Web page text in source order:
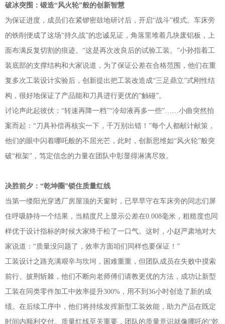
破冰突围： 锻造“风火轮”般的创新智慧
为保证进度，成员们在紧锣密鼓地研讨后，开启“战斗”模式。车床旁
的铁削便成了这场“持久战”的忠诚见证，角落里堆着几块废铝板，上
面布满反复切割的痕迹。“这是再次改良后的试验工装。”小孙指着工
装底部的支撑结构和大家说道，为了保证公差在合格范围，他们在重
复多次工装设计实验后，创新提出把工装改造成“三足鼎立”式刚性结
构，很好地保证了产品能和刀具进行更优的“触碰”。
讨论声此起彼伏：“转速再降一档”“冷却液再多一些”……小曲突然拍
案而起：“刀具补偿再核实一下，千万别出错！”每个人都献计献策，
他们的眼中闪着哪吒般的不屈光芒，此时，创新思维如“风火轮”般突
破“框架”，笃定信念的力量在团队中彰显得淋漓尽致。
决胜前夕： “乾坤圈”锁住质量红线
当第一缕阳光穿透厂房屋顶的天窗时，已早早守在车床旁的同志们屏
住呼吸静待一个结果，当精度尺上显示公差在0.008毫米，粗糙度也同
样优于设计指标的时候大家终于松了一口气。这时，小赵严肃地对大
家说道：“质量没问题了，效率方面咱们同样也要保证！”
工装设计之路充满艰辛与坎坷，困难重重，但团队成员在失败中摸索
前行、披荆斩棘，他们不断向老师傅们请教更优的方法，成功让新型
工装在同类零件加工中效率提升300%，用不到36小时创造了新的成
绩。在后续工序中，他们将持续发挥新型工装效能，助力产品在既定
时间内顺利交付。质量红线至关重要，团队的质量意识就像哪吒的“乾